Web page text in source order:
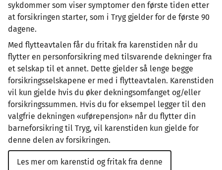
sykdommer som viser symptomer den første tiden etter
at forsikringen starter, som i Tryg gjelder for de første 90
dagene.
Med flytteavtalen får du fritak fra karenstiden når du
flytter en personforsikring med tilsvarende dekninger fra
et selskap til et annet. Dette gjelder så lenge begge
forsikringsselskapene er med i flytteavtalen. Karenstiden
vil kun gjelde hvis du øker dekningsomfanget og/eller
forsikringssummen. Hvis du for eksempel legger til den
valgfrie dekningen «uførepensjon» når du flytter din
barneforsikring til Tryg, vil karenstiden kun gjelde for
denne delen av forsikringen.
Les mer om karenstid og fritak fra denne